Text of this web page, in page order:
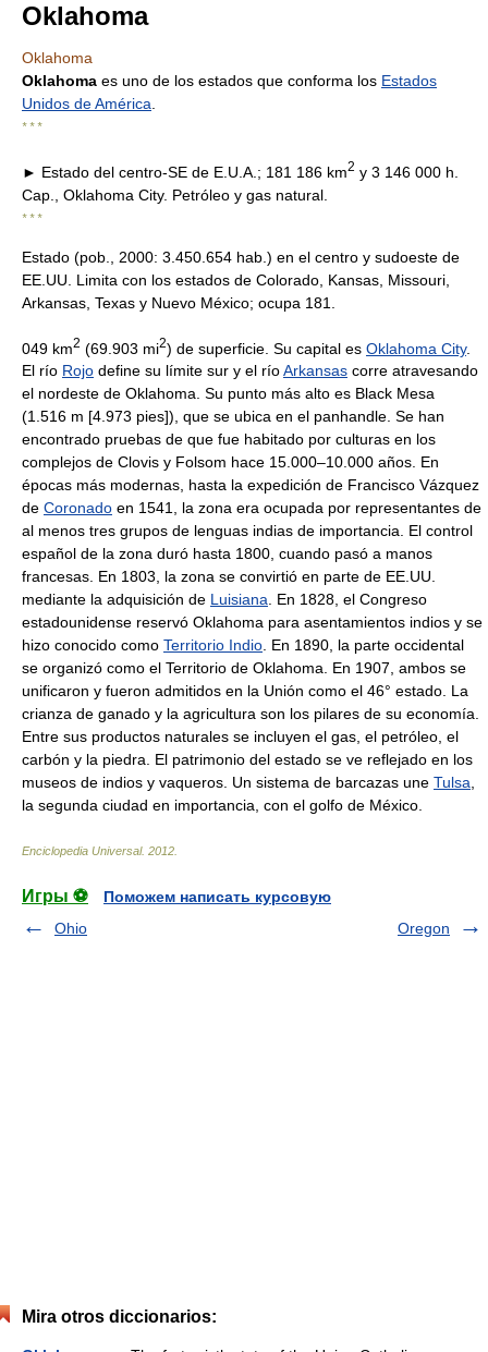
Oklahoma
Oklahoma
Oklahoma es uno de los estados que conforma los Estados
Unidos de América
* * *
► Estado del centro-SE de E.U.A.; 181 186 km2 y 3 146 000 h.
Cap., Oklahoma City. Petróleo y gas natural.
* * *
Estado (pob., 2000: 3.450.654 hab.) en el centro y sudoeste de
EE.UU. Limita con los estados de Colorado, Kansas, Missouri,
Arkansas, Texas y Nuevo México; ocupa 181.
049 km2 (69.903 mi2) de superficie. Su capital es Oklahoma City.
El río Rojo define su límite sur y el ríoArkansas corre atravesando
el nordeste de Oklahoma. Su punto más alto es Black Mesa
(1.516 m [4.973 pies]), que se ubica en el panhandle. Se han
encontrado pruebas de que fue habitado por culturas en los
complejos de Clovis y Folsom hace 15.000–10.000 años. En
épocas más modernas, hasta la expedición de Francisco Vázquez
de Coronado en 1541, la zona era ocupada por representantes de
al menos tres grupos de lenguas indias de importancia. El control
español de la zona duró hasta 1800, cuando pasó a manos
francesas. En 1803, la zona se convirtió en parte de EE.UU.
mediante la adquisición de Luisiana. En 1828, el Congreso
estadounidense reservó Oklahoma para asentamientos indios y se
hizo conocido como Territorio Indio. En 1890, la parte occidental
se organizó como el Territorio de Oklahoma. En 1907, ambos se
unificaron y fueron admitidos en la Unión como el 46° estado. La
crianza de ganado y la agricultura son los pilares de su economía.
Entre sus productos naturales se incluyen el gas, el petróleo, el
carbón y la piedra. El patrimonio del estado se ve reflejado en los
museos de indios y vaqueros. Un sistema de barcazas une Tulsa,
la segunda ciudad en importancia, con el golfo de México.
Enciclopedia Universal. 2012
Игры ⚽
Поможем написать курсовую
Ohio
Oregon
Mira otros diccionarios: